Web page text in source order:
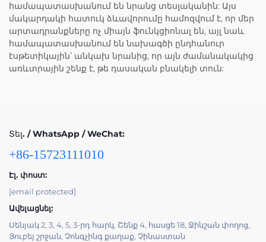
համապատասխանում են նրանց տեսլականին: Այս
մակարդակի հատուկ ձևավորումը համոզվում է, որ մեր
արտադրանքները ոչ միայն ֆունկցիոնալ են, այլ նաև
համապատասխանում են նախագծի ընդհանուր
էսթետիկային՝ անկախ նրանից, որ այն ժամանակակից
առևտրային շենք է, թե դասական բնակելի տուն:
Տել. / WhatsApp / WeChat:
+86-15723111010
Էլ. փոստ:
[email protected]
Ավելացնել:
Սենյակ 2, 3, 4, 5, 3-րդ հարկ, Շենք 4, հասցե 18, Ջինշան փողոց,
Յուբեյ շրջան, Չոնգչինգ քաղաք, Չինաստան